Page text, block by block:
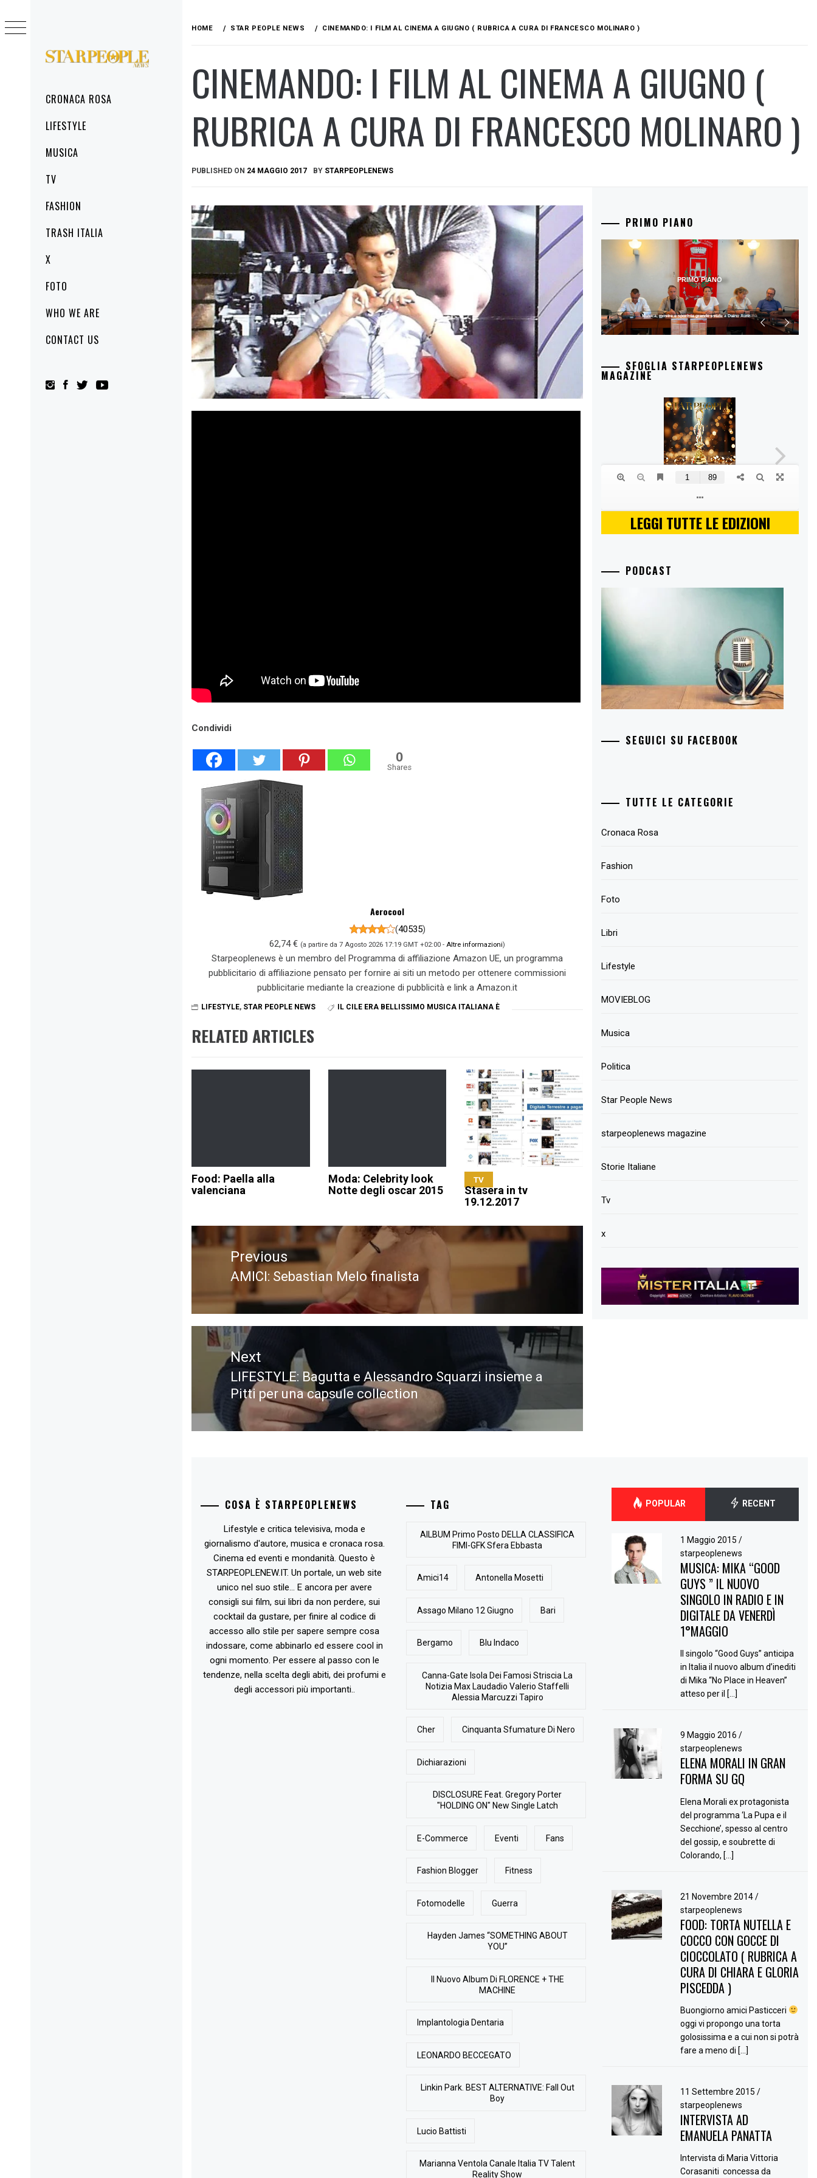
STARPEOPLENEWS
MenuCRONACA ROSA
LIFESTYLE
MUSICA
TV
FASHION
TRASH ITALIA
X
FOTO
WHO WE ARE
CONTACT US
to
content
HOME STAR PEOPLE NEWS CINEMANDO: I FILM AL CINEMA A GIUGNO ( RUBRICA A CURA DI FRANCESCO MOLINARO )
CINEMANDO: I FILM AL CINEMA A GIUGNO (
RUBRICA A CURA DI FRANCESCO MOLINARO )
PUBLISHED ON 24 MAGGIO 2017 BY STARPEOPLENEWS
Condividi
0
Shares
Aerocool
(40535)
62,74 € (a partire da 7 Agosto 2026 17:19 GMT +02:00 -Altre informazioni)
Starpeoplenews è un membro del Programma di affiliazione Amazon UE, un programma
pubblicitario di affiliazione pensato per fornire ai siti un metodo per ottenere commissioni
pubblicitarie mediante la creazione di pubblicità e link a Amazon.it
LIFESTYLE, STAR PEOPLE NEWS IL CILE ERA BELLISSIMO MUSICA ITALIANA È
RELATED ARTICLES
Food: Paella alla
valenciana
Moda: Celebrity look
Notte degli oscar 2015
TV
Stasera in tv
19.12.2017
Navigazione
articoliPrevious
Previous
post:
AMICI: Sebastian Melo finalista
Next
Next
post:
LIFESTYLE: Bagutta e Alessandro Squarzi insieme a
Pitti per una capsule collection
PRIMO PIANO
Musica, mostre e sport: la grande estate a Duino Aurisina
PRIMO PIANO
SFOGLIA STARPEOPLENEWS
MAGAZINE
LEGGI TUTTE LE EDIZIONI
PODCAST
SEGUICI SU FACEBOOK
TUTTE LE CATEGORIE
Cronaca Rosa
Fashion
Foto
Libri
Lifestyle
MOVIEBLOG
Musica
Politica
Star People News
starpeoplenews magazine
Storie Italiane
Tv
x
COSA È STARPEOPLENEWS
Lifestyle e critica televisiva, moda e
giornalismo d'autore, musica e cronaca rosa.
Cinema ed eventi e mondanità. Questo è
STARPEOPLENEW.IT. Un portale, un web site
unico nel suo stile... E ancora per avere
consigli sui film, sui libri da non perdere, sui
cocktail da gustare, per finire al codice di
accesso allo stile per sapere sempre cosa
indossare, come abbinarlo ed essere cool in
ogni momento. Per essere al passo con le
tendenze, nella scelta degli abiti, dei profumi e
degli accessori più importanti..
TAG
AlLBUM Primo Posto DELLA CLASSIFICA
FIMI-GFK Sfera Ebbasta
Amici14 Antonella Mosetti
Assago Milano 12 Giugno Bari
Bergamo Blu Indaco
Canna-Gate Isola Dei Famosi Striscia La
Notizia Max Laudadio Valerio Staffelli
Alessia Marcuzzi Tapiro
Cher Cinquanta Sfumature Di Nero
Dichiarazioni
DISCLOSURE Feat. Gregory Porter
"HOLDING ON" New Single Latch
E-Commerce Eventi Fans
Fashion Blogger Fitness
Fotomodelle Guerra
Hayden James “SOMETHING ABOUT
YOU”
Il Nuovo Album Di FLORENCE + THE
MACHINE
Implantologia Dentaria
LEONARDO BECCEGATO
Linkin Park. BEST ALTERNATIVE: Fall Out
Boy
Lucio Battisti
Marianna Ventola Canale Italia TV Talent
Reality Show
POPULAR RECENT
1 Maggio 2015 /
starpeoplenews
MUSICA: MIKA “GOOD
GUYS ” IL NUOVO
SINGOLO IN RADIO E IN
DIGITALE DA VENERDÌ
1°MAGGIO
Il singolo “Good Guys” anticipa
in Italia il nuovo album d’inediti
di Mika “No Place in Heaven”
atteso per il […]
9 Maggio 2016 /
starpeoplenews
ELENA MORALI IN GRAN
FORMA SU GQ
Elena Morali ex protagonista
del programma ‘La Pupa e il
Secchione’, spesso al centro
del gossip, e soubrette di
Colorando, […]
21 Novembre 2014/
starpeoplenews
FOOD: TORTA NUTELLA E
COCCO CON GOCCE DI
CIOCCOLATO ( RUBRICA A
CURA DI CHIARA E GLORIA
PISCEDDA )
Buongiorno amici Pasticceri
oggi vi propongo una torta
golosissima e a cui non si potrà
fare a meno di […]
11 Settembre 2015 /
starpeoplenews
INTERVISTA AD
EMANUELA PANATTA
Intervista di Maria Vittoria
Corasaniti concessa da